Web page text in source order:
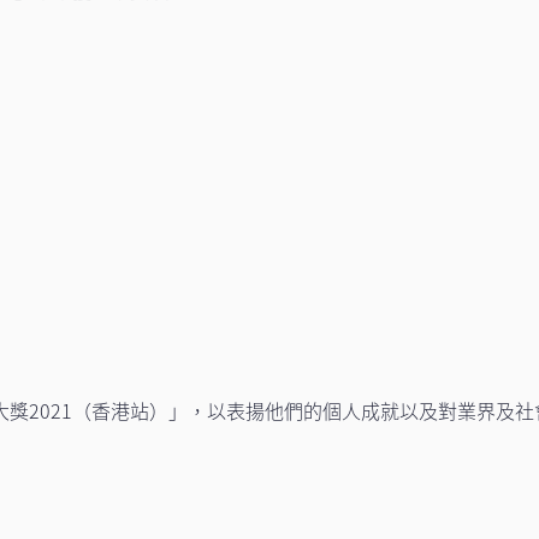
2021（香港站）」，以表揚他們的個人成就以及對業界及社